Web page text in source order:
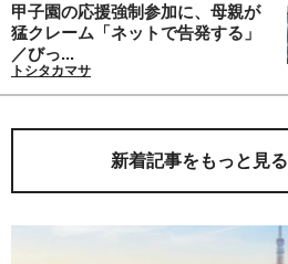
甲子園の応援強制参加に、母親が
猛クレーム「ネットで告発する」
／びっ...
トシタカマサ
新着記事をもっと見る